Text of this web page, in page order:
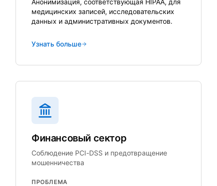
Анонимизация, соответствующая HIPAA, для
медицинских записей, исследовательских
данных и административных документов.
Узнать больше
Финансовый сектор
Соблюдение PCI-DSS и предотвращение
мошенничества
ПРОБЛЕМА